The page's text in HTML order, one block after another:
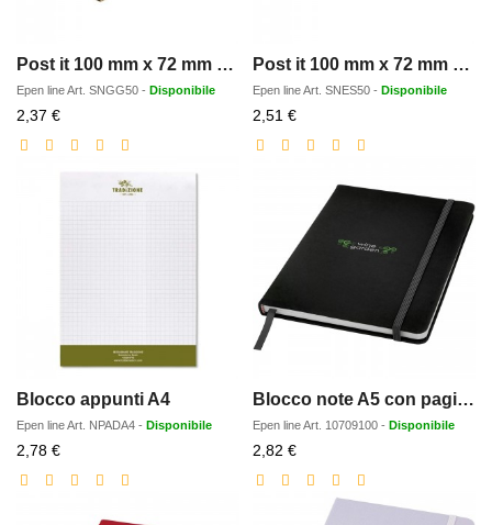
Post it 100 mm x 72 mm con copertina in carta di erba
Epen lineArt. SNGG50 - Disponibile
2,37 €Prezzo
scontato
Post it 100 mm x 72 mm con copertina ECO
Epen lineArt. SNES50 - Disponibile
2,51 €Prezzo
scontato
Blocco appunti A4
Epen lineArt. NPADA4 - Disponibile
2,78 €Prezzo
scontato
Blocco note A5 con pagine bianche Spectrum
Epen lineArt. 10709100 - Disponibile
2,82 €Prezzo
scontato